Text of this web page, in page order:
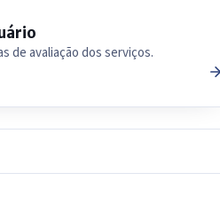
de avaliação dos serviços.